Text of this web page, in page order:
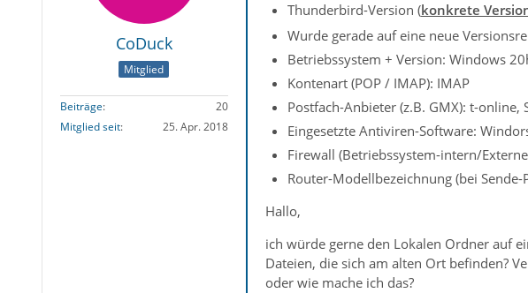
CoDuck
Mitglied
Beiträge
20
Mitglied seit
25. Apr. 2018
Thunderbird-Version (konkrete
Wurde gerade auf eine neue
Betriebssystem + Version: Windows
Kontenart (POP / IMAP): IMAP
Postfach-Anbieter (z.B. GMX): t-online,
Eingesetzte Antiviren-Software:
Firewall (Betriebssystem-intern/
Router-Modellbezeichnung (bei Sende-
Hallo,
ich würde gerne den Lokalen Ordner auf
Dateien, die sich am alten Ort befinden?
oder wie mache ich das?